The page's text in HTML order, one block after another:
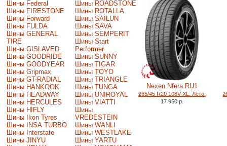
Шины Federal
Шины FIRESTONE
Шины Forward
Шины FULDA
Шины GENERAL
TIRE
Шины GISLAVED
Шины GOODRIDE
Шины GOODYEAR
Шины Gripmax
Шины GT-RADIAL
Шины HANKOOK
Шины HEADWAY
Шины HERCULES
Шины HIFLY
Шины Ikon Tyres
Шины INSA TURBO
Шины Interstate
Шины JINYU
Шины ROADSTONE
Шины ROTALLA
Шины SAILUN
Шины SAVA
Шины SEMPERIT
Шины Start
Performer
Шины SUNNY
Шины TIGAR
Шины TOYO
Шины TRIANGLE
Шины TUNGA
Шины UNIROYAL
Шины VIATTI
Шины
VREDESTEIN
Шины WANLI
Шины WESTLAKE
Шины YARTU
Nexen Nfera RU1
265/45 R20 108V XL. Лето.
17 950 р.